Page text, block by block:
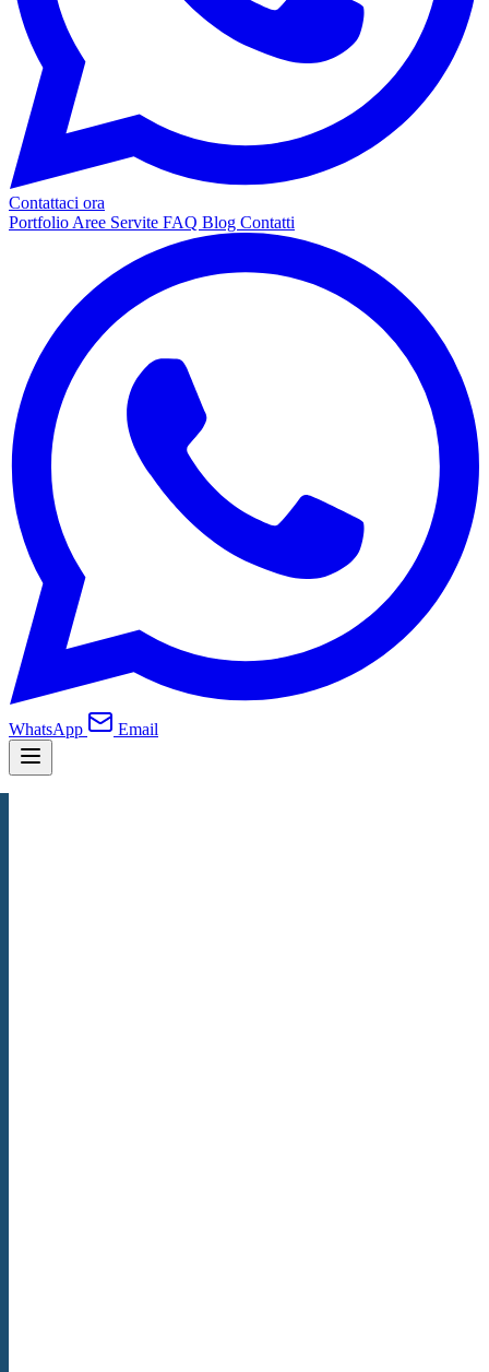
Contattaci ora
Portfolio Aree Servite FAQ Blog Contatti
WhatsApp Email